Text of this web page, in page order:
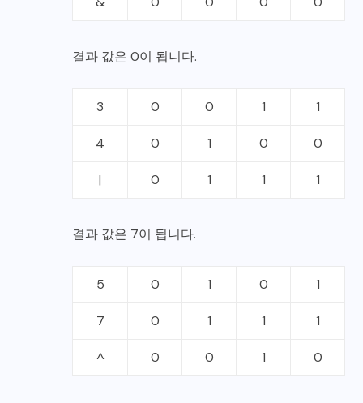
결과 값은 0이 됩니다.
3 0 0 1 1
4 0 1 0 0
| 0 1 1 1
결과 값은 7이 됩니다.
5 0 1 0 1
7 0 1 1 1
^ 0 0 1 0